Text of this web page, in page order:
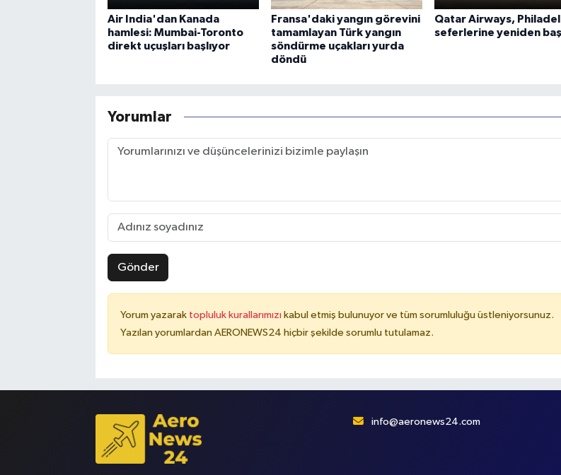
Air India'dan Kanada
hamlesi: Mumbai-Toronto
direkt uçuşları başlıyor
Fransa'daki yangın görevini
tamamlayan Türk yangın
söndürme uçakları yurda
döndü
Qatar Airways,
seferlerine yeniden
Yorumlar
Gönder
Yorum yazarak topluluk kurallarımızı kabul etmiş bulunuyor ve tüm sorumluluğu üstleniyorsunuz.
Yazılan yorumlardan AERONEWS24 hiçbir şekilde sorumlu tutulamaz.
info@aeronews24.com